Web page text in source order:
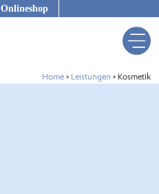
Onlineshop
Home > Leistungen > Kosmetik